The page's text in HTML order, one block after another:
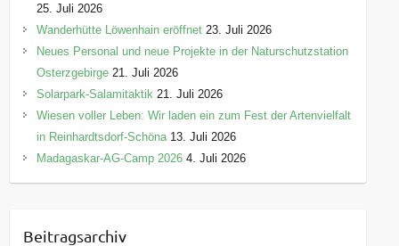
25. Juli 2026
Wanderhütte Löwenhain eröffnet 23. Juli 2026
Neues Personal und neue Projekte in der Naturschutzstation
Osterzgebirge 21. Juli 2026
Solarpark-Salamitaktik 21. Juli 2026
Wiesen voller Leben: Wir laden ein zum Fest der Artenvielfalt
in Reinhardtsdorf-Schöna 13. Juli 2026
Madagaskar-AG-Camp 2026 4. Juli 2026
Beitragsarchiv